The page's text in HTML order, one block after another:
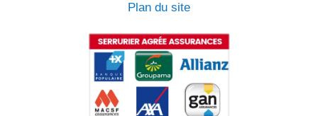
Plan du site